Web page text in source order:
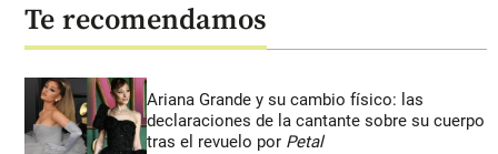
Te recomendamos
Ariana Grande y su cambio físico: las
declaraciones de la cantante sobre su cuerpo
tras el revuelo por Petal